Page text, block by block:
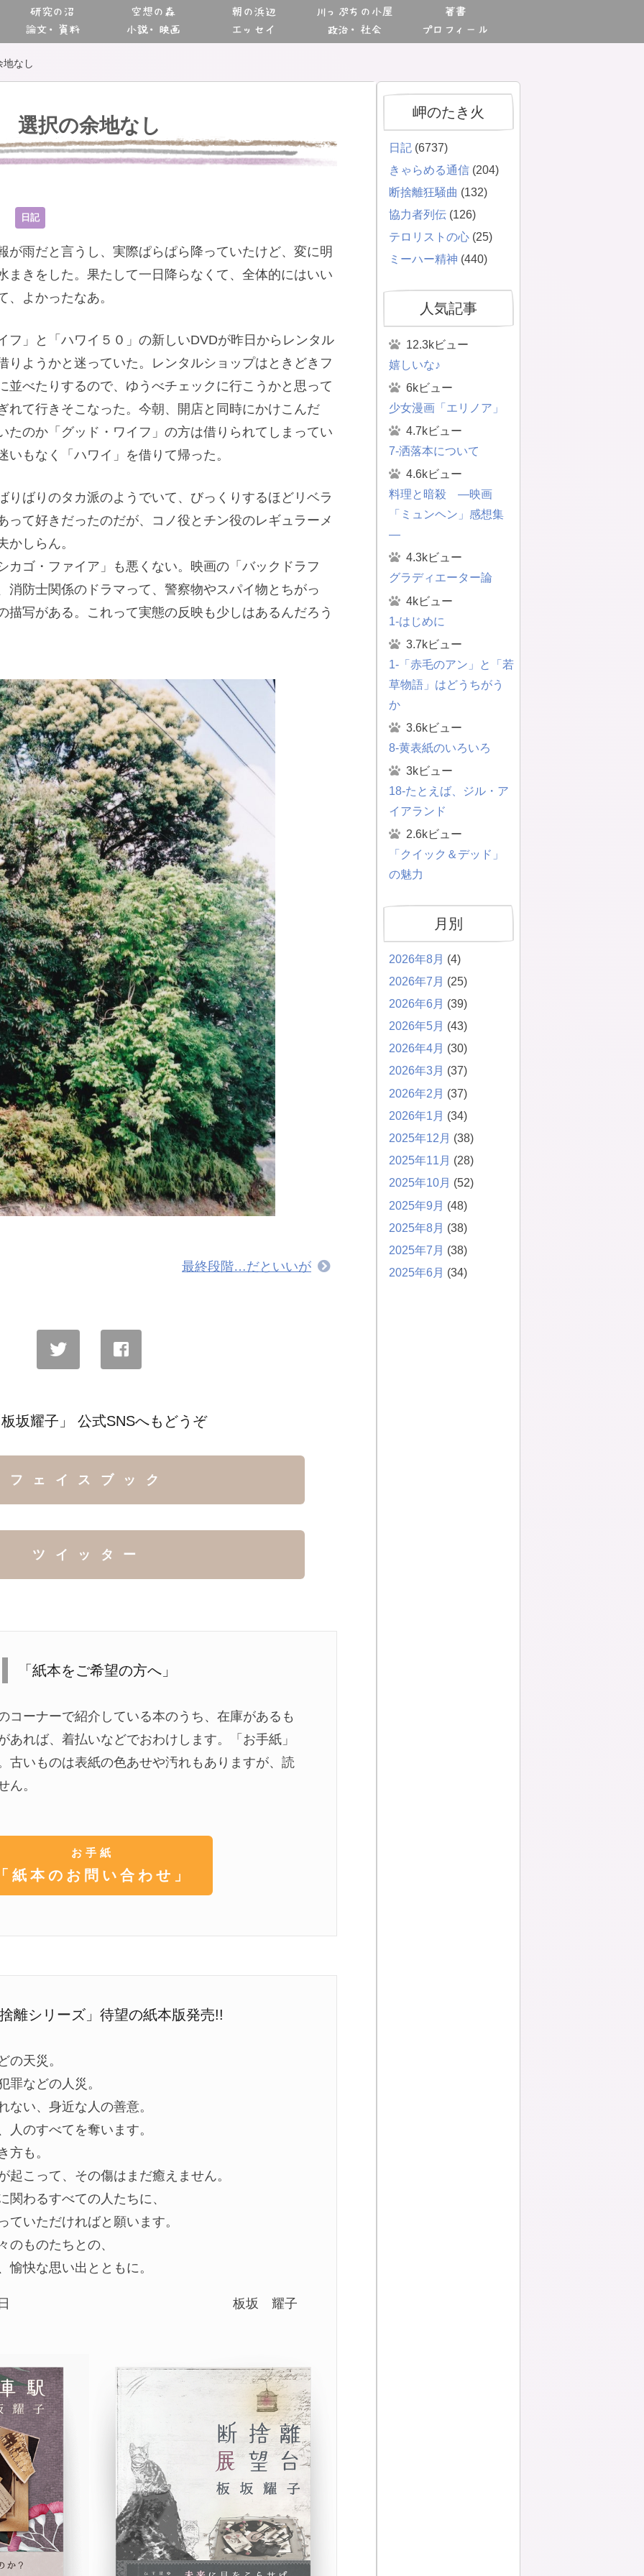
研究の沼
論文・資料
空想の森
小説・映画
朝の浜辺
エッセイ
川っぷちの小屋
政治・社会
著書
プロフィール
地なし
選択の余地なし
日記
が雨だと言うし、実際ぱらぱら降っていたけど、変に明
まきをした。果たして一日降らなくて、全体的にはいい
、よかったなあ。
フ」と「ハワイ５０」の新しいDVDが昨日からレンタル
りようかと迷っていた。レンタルショップはときどきフ
並べたりするので、ゆうべチェックに行こうかと思って
れて行きそこなった。今朝、開店と同時にかけこんだ
たのか「グッド・ワイフ」の方は借りられてしまってい
もなく「ハワイ」を借りて帰った。
りばりのタカ派のようでいて、びっくりするほどリベラ
って好きだったのだが、コノ役とチン役のレギュラーメ
かしらん。
カゴ・ファイア」も悪くない。映画の「バックドラフ
消防士関係のドラマって、警察物やスパイ物とちがっ
描写がある。これって実態の反映も少しはあるんだろう
最終段階…だといいが
坂耀子」 公式SNSへもどうぞ
フェイスブック
ツイッター
「紙本をご希望の方へ」
コーナーで紹介している本のうち、在庫があるも
あれば、着払いなどでおわけします。「お手紙」
古いものは表紙の色あせや汚れもありますが、読
ん。
お手紙
紙本のお問い合わせ」
離シリーズ」待望の紙本版発売!!
の天災。
罪などの人災。
ない、身近な人の善意。
人のすべてを奪います。
方も。
起こって、その傷はまだ癒えません。
関わるすべての人たちに、
ていただければと願います。
のものたちとの、
愉快な思い出とともに。
板坂 耀子
岬のたき火
日記 (6737)
きゃらめる通信 (204)
断捨離狂騒曲 (132)
協力者列伝 (126)
テロリストの心 (25)
ミーハー精神 (440)
人気記事
12.3kビュー
嬉しいな♪
6kビュー
少女漫画「エリノア」
4.7kビュー
7-洒落本について
4.6kビュー
料理と暗殺 ―映画
「ミュンヘン」感想集
―
4.3kビュー
グラディエーター論
4kビュー
1-はじめに
3.7kビュー
1-「赤毛のアン」と「若
草物語」はどうちがう
か
3.6kビュー
8-黄表紙のいろいろ
3kビュー
18-たとえば、ジル・ア
イアランド
2.6kビュー
「クイック＆デッド」
の魅力
月別
2026年8月 (4)
2026年7月 (25)
2026年6月 (39)
2026年5月 (43)
2026年4月 (30)
2026年3月 (37)
2026年2月 (37)
2026年1月 (34)
2025年12月 (38)
2025年11月 (28)
2025年10月 (52)
2025年9月 (48)
2025年8月 (38)
2025年7月 (38)
2025年6月 (34)